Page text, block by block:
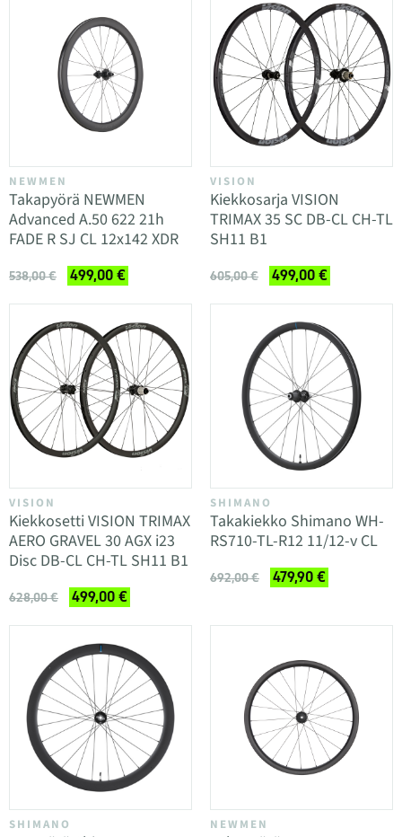
NEWMEN
Takapyörä NEWMEN
Advanced A.50 622 21h
FADE R SJ CL 12x142 XDR
538,00 € 499,00 €
VISION
Kiekkosarja VISION
TRIMAX 35 SC DB-CL CH-TL
SH11 B1
605,00 € 499,00 €
VISION
Kiekkosetti VISION TRIMAX
AERO GRAVEL 30 AGX i23
Disc DB-CL CH-TL SH11 B1
628,00 € 499,00 €
SHIMANO
Takakiekko Shimano WH-
RS710-TL-R12 11/12-v CL
692,00 € 479,90 €
SHIMANO NEWMEN